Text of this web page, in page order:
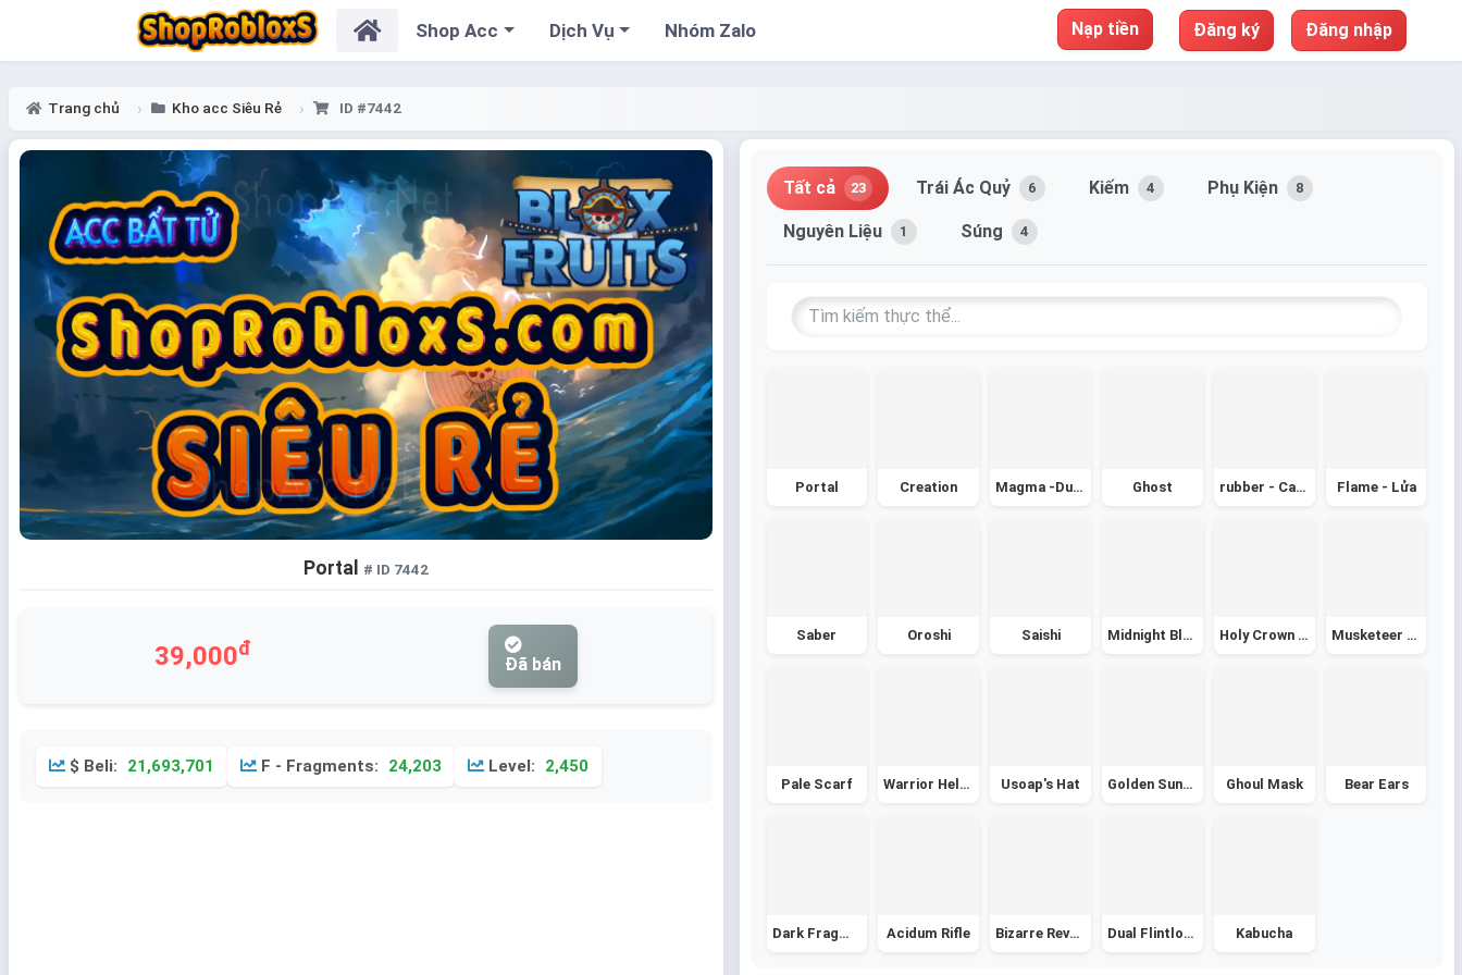
Shop Acc Dịch Vụ Nhóm Zalo Nạp tiền Đăng ký Đăng nhập
Trang chủ Kho acc Siêu Rẻ ID #7442
Portal # ID 7442
39,000đ
Đã bán
$ Beli: 21,693,701 F - Fragments: 24,203 Level: 2,450
Tất cả 23 Trái Ác Quỷ 6 Kiếm 4 Phụ Kiện 8
Nguyên Liệu 1 Súng 4
Portal Creation Magma -Dung Nham Ghost rubber - Cao Su Flame - Lửa
Saber Oroshi Saishi Midnight Blade Holy Crown - Vương Miện Thánh Musketeer Hat - Mũ Lính Ngự Lâm
Pale Scarf Warrior Helmet Usoap's Hat Golden Sunhat Ghoul Mask Bear Ears
Dark Fragment - Nguyên Thạch Bóng Tối Acidum Rifle Bizarre Revolver Dual Flintlock Kabucha